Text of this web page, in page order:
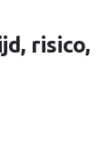
risico,